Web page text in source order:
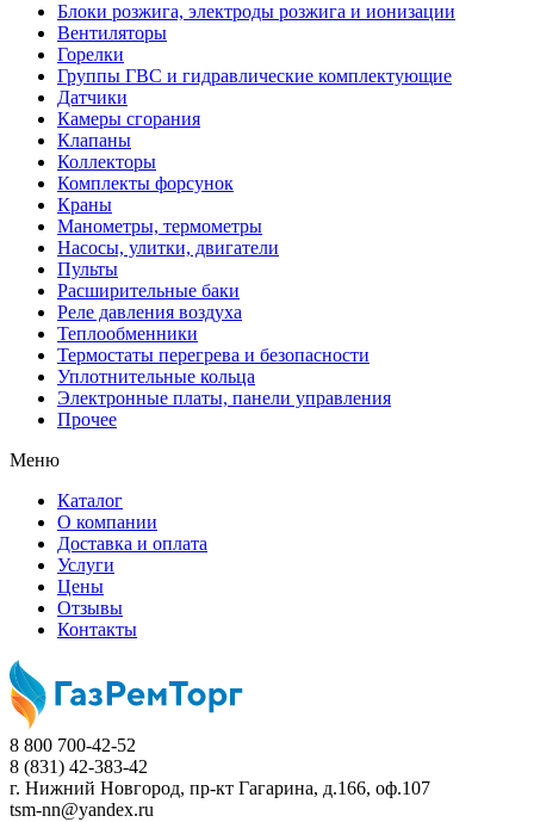
Блоки розжига, электроды розжига и ионизации
Вентиляторы
Горелки
Группы ГВС и гидравлические комплектующие
Датчики
Камеры сгорания
Клапаны
Коллекторы
Комплекты форсунок
Краны
Манометры, термометры
Насосы, улитки, двигатели
Пульты
Расширительные баки
Реле давления воздуха
Теплообменники
Термостаты перегрева и безопасности
Уплотнительные кольца
Электронные платы, панели управления
Прочее
Меню
Каталог
О компании
Доставка и оплата
Услуги
Цены
Отзывы
Контакты
8 800 700-42-52
8 (831) 42-383-42
г. Нижний Новгород, пр-кт Гагарина, д.166, оф.107
tsm-nn@yandex.ru